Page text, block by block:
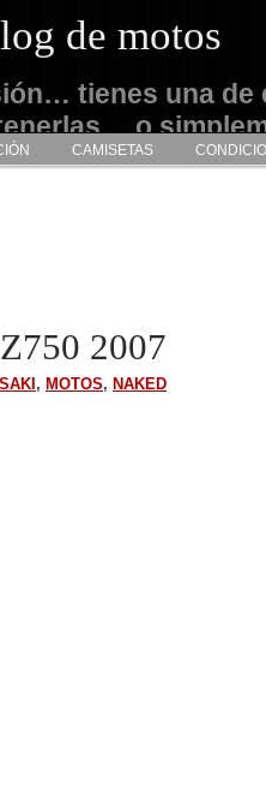
de motos
tienes una de
o
sitioCAMISETAS
2007
, MOTOS, NAKED